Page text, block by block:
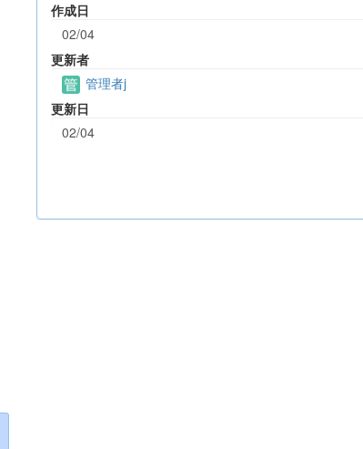
作成日
02/04
更新者
管理者j
更新日
02/04